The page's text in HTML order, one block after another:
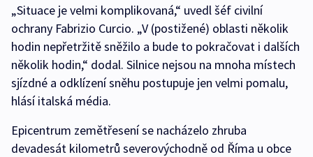
„Situace je velmi komplikovaná,“ uvedl šéf civilní
ochrany Fabrizio Curcio. „V (postižené) oblasti několik
hodin nepřetržitě sněžilo a bude to pokračovat i dalších
několik hodin,“ dodal. Silnice nejsou na mnoha místech
sjízdné a odklízení sněhu postupuje jen velmi pomalu,
hlásí italská média.
Epicentrum zemětřesení se nacházelo zhruba
devadesát kilometrů severovýchodně od Říma u obce